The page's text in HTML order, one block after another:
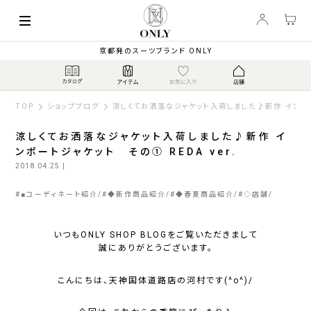
京都発のスーツブランド ONLY
TOP ショップブログ 涼しくてお洒落なジャケット入荷しました♪新作 イ
涼しくてお洒落なジャケット入荷しました♪新作 イ
ンポートジャケット その① REDA ver.
2018.04.25 |
# ■コーディネート紹介 #◆新作商品紹介 #◆春夏商品紹介 #◇店舗
いつもONLY SHOP BLOGをご覧いただきまして
誠にありがとうございます。
こんにちは、天神国体道路店の河村です(^o^)/